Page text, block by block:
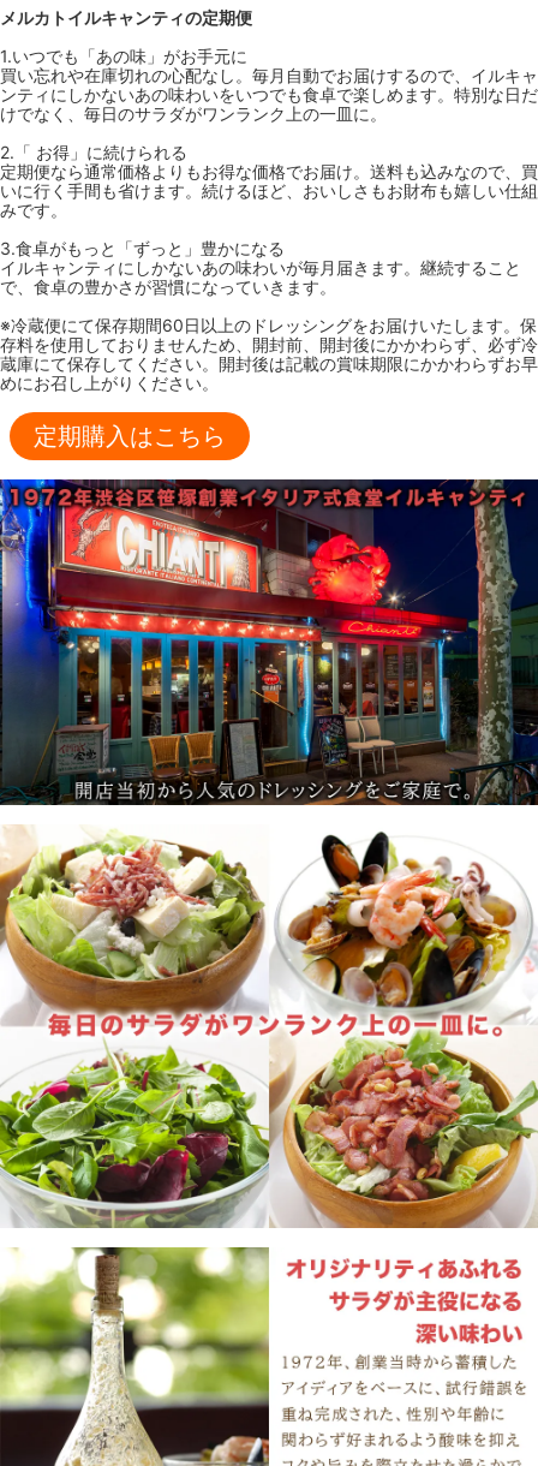
メルカトイルキャンティの定期便
1.いつでも「あの味」がお手元に
買い忘れや在庫切れの心配なし。毎月自動でお届けするので、イルキャ
ンティにしかないあの味わいをいつでも食卓で楽しめます。特別な日だ
けでなく、毎日のサラダがワンランク上の一皿に。
2.「 お得」に続けられる
定期便なら通常価格よりもお得な価格でお届け。送料も込みなので、買
いに行く手間も省けます。続けるほど、おいしさもお財布も嬉しい仕組
みです。
3.食卓がもっと「ずっと」豊かになる
イルキャンティにしかないあの味わいが毎月届きます。継続すること
で、食卓の豊かさが習慣になっていきます。
※冷蔵便にて保存期間60日以上のドレッシングをお届けいたします。保
存料を使用しておりませんため、開封前、開封後にかかわらず、必ず冷
蔵庫にて保存してください。開封後は記載の賞味期限にかかわらずお早
めにお召し上がりください。
定期購入はこちら